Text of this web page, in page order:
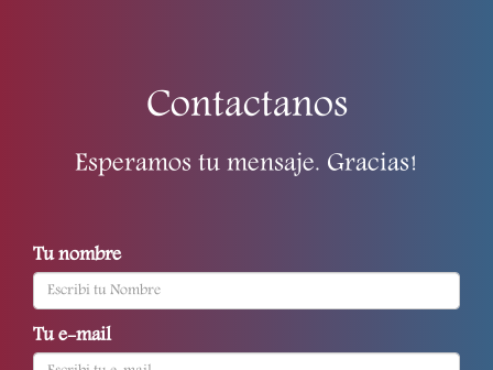
Contactanos
Esperamos tu mensaje. Gracias!
Tu nombre
Tu e-mail